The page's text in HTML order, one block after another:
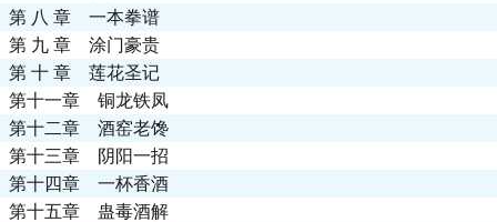
第 八 章 一本拳谱
第 九 章 涂门豪贵
第 十 章 莲花圣记
第十一章 铜龙铁凤
第十二章 酒窑老馋
第十三章 阴阳一招
第十四章 一杯香酒
第十五章 蛊毒酒解